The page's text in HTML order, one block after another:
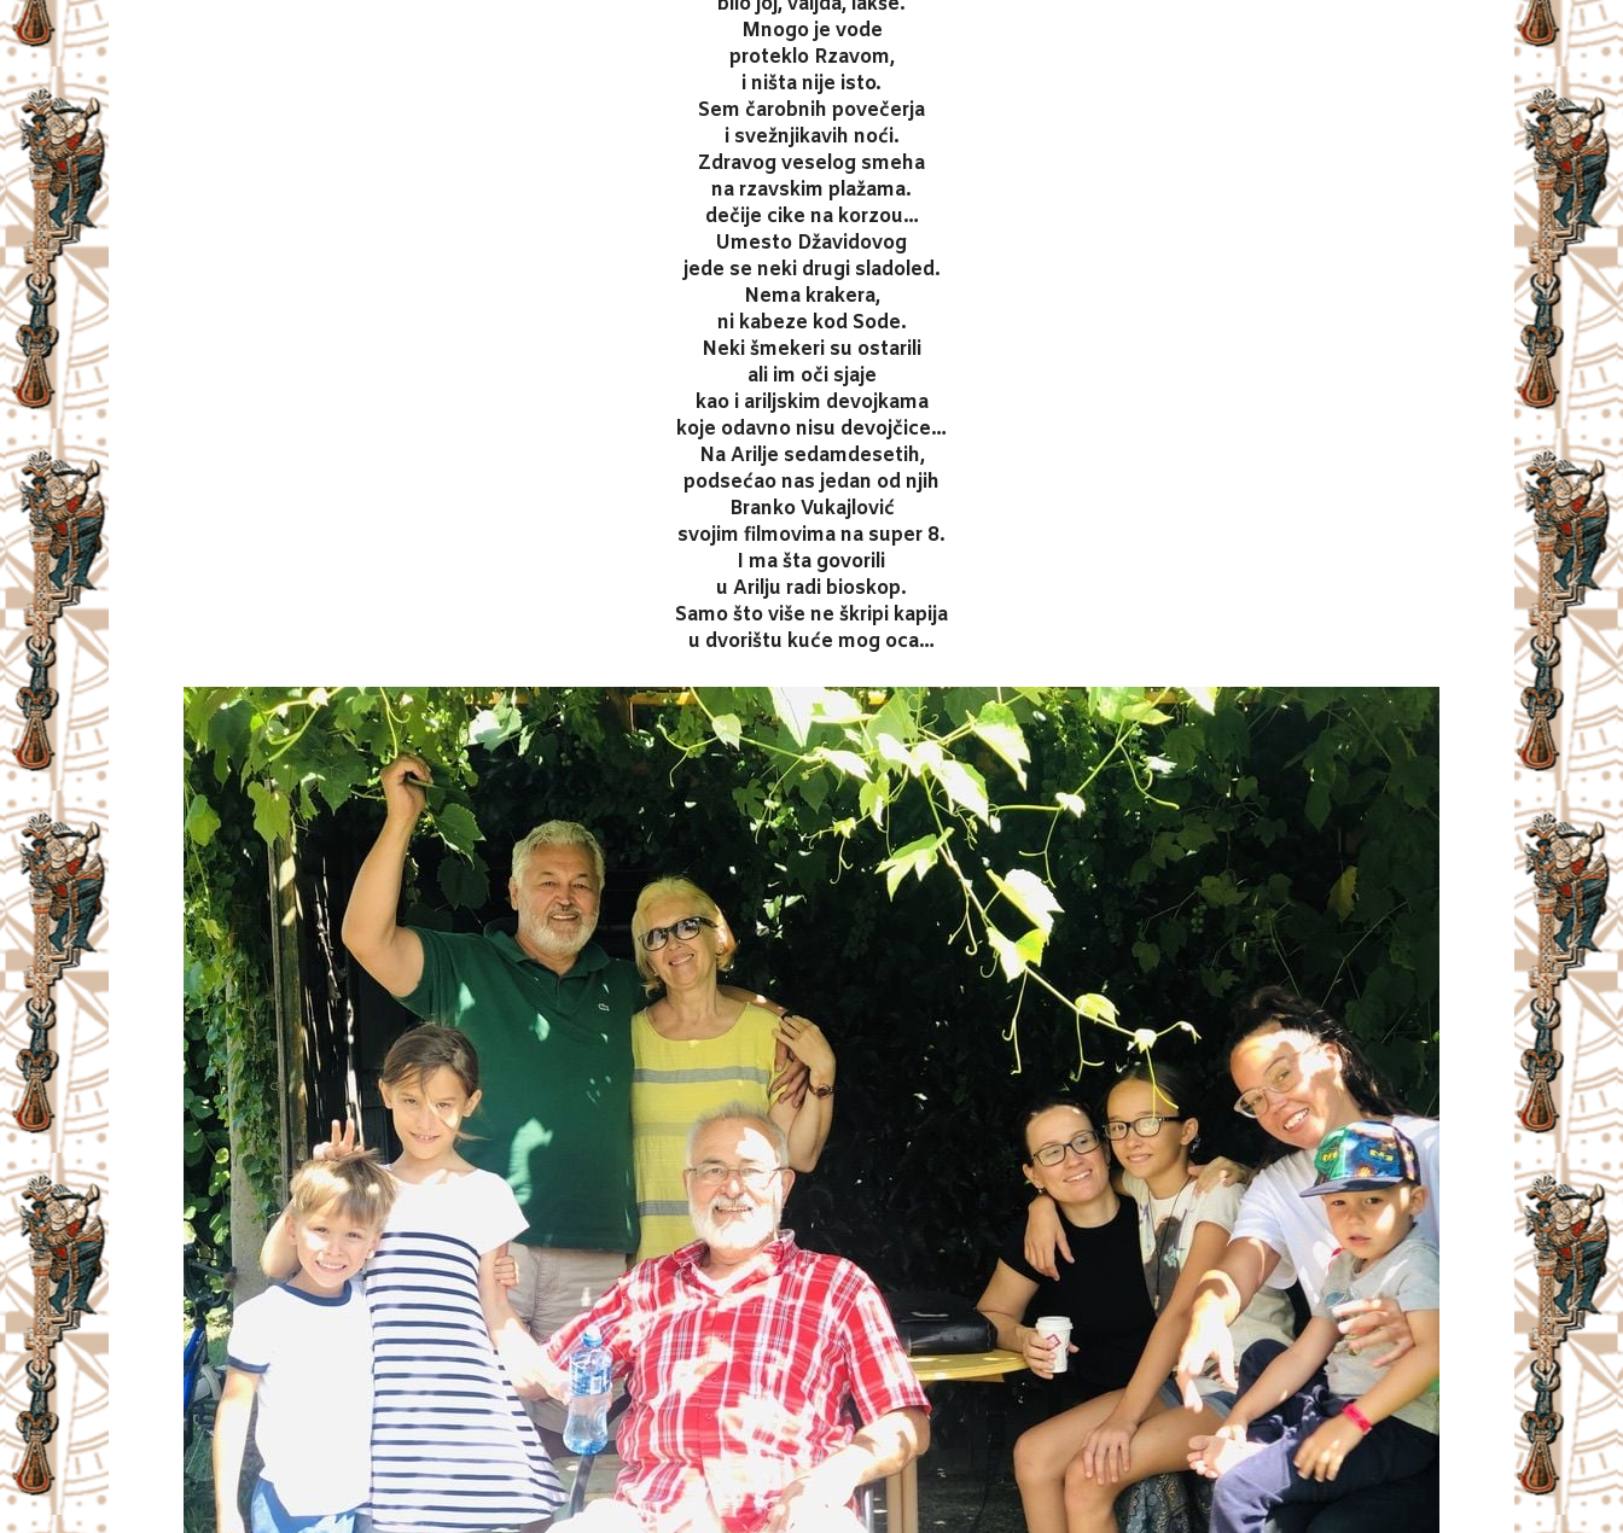
Mnogo je vode
proteklo Rzavom,
i ništa nije isto.
Sem čarobnih povečerja
i svežnjikavih noći.
Zdravog veselog smeha
na rzavskim plažama.
dečije cike na korzou…
Umesto Džavidovog
jede se neki drugi sladoled.
Nema krakera,
ni kabeze kod Sode.
Neki šmekeri su ostarili
ali im oči sjaje
kao i ariljskim devojkama
koje odavno nisu devojčice…
Na Arilje sedamdesetih,
podsećao nas jedan od njih
Branko Vukajlović
svojim filmovima na super 8.
I ma šta govorili
u Arilju radi bioskop.
Samo što više ne škripi kapija
u dvorištu kuće mog oca…